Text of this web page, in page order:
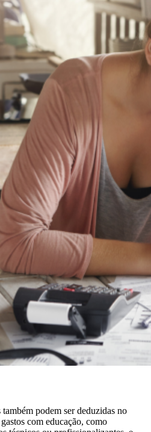
também podem ser deduzidas no
com educação, como